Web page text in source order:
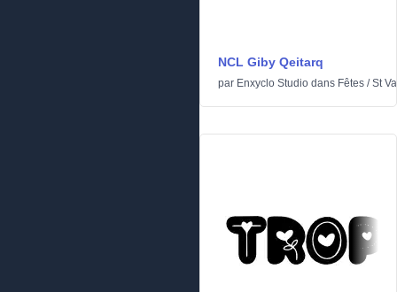
NCL Giby Qeitarq
par Enxyclo Studio dans Fêtes /St